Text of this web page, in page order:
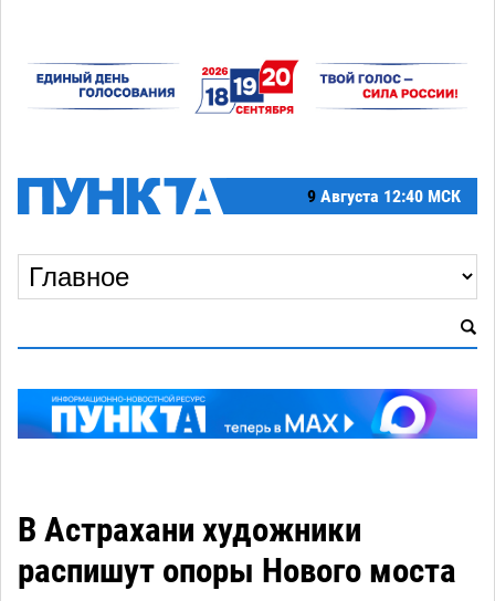
9 Августа 12:40 МСК
В Астрахани художники
распишут опоры Нового моста